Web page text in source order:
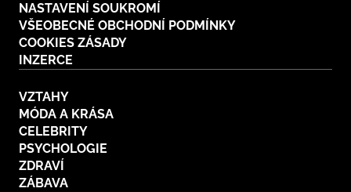
NASTAVENÍ SOUKROMÍ
VŠEOBECNÉ OBCHODNÍ PODMÍNKY
COOKIES ZÁSADY
INZERCE
VZTAHY
MÓDA A KRÁSA
CELEBRITY
PSYCHOLOGIE
ZDRAVÍ
ZÁBAVA